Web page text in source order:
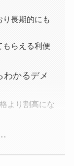
長期的にも
もらえる利便
わかるデメ
より割高にな